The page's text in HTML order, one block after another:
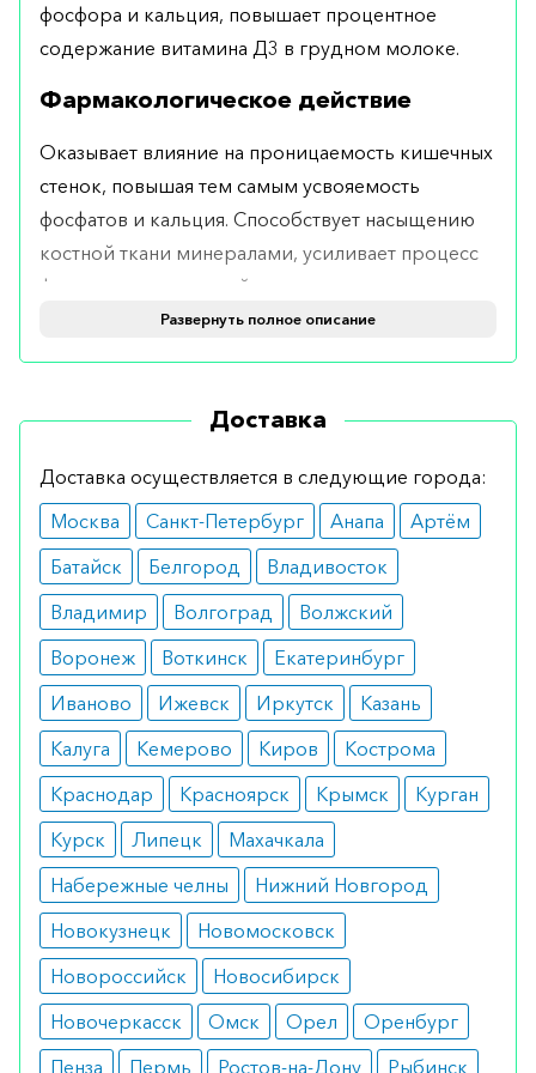
фосфора и кальция, повышает процентное
содержание витамина Д3 в грудном молоке.
Фармакологическое действие
Оказывает влияние на проницаемость кишечных
стенок, повышая тем самым усвояемость
фосфатов и кальция. Способствует насыщению
костной ткани минералами, усиливает процесс
формирования костей и оказывает влияние на
работу паращитовидных желез.
Показания
Рекомендуется при выраженном дефиците
остеопороза, рахита у детей. В качестве
дополнительного препарата применяется при
симптомах мальабсорбции.
Противопоказания
Возможным ограничением может стать
индивидуальная непереносимость. Поэтому
перед покупкой следует получить назначение
врача.
Побочные эффекты
Не вызывает никаких побочных эффектов. При
длительной терапии достаточно следить за
уровнем кальция в крови и при превышении
показателей снизить дозировку.
Режим дозирования
Развернуть полное описание
Доставка
Доставка осуществляется в следующие города:
Москва
Санкт-Петербург Анапа
Артём
Батайск
Белгород
Владивосток
Владимир
Волгоград
Волжский
Воронеж
Воткинск
Екатеринбург
Иваново
Ижевск Иркутск
Казань
Калуга
Кемерово Киров
Кострома
Краснодар
Красноярск Крымск
Курган
Курск
Липецк
Махачкала
Набережные челны
Нижний Новгород
Новокузнецк
Новомосковск
Новороссийск
Новосибирск
Новочеркасск
Омск Орел
Оренбург
Пенза
Пермь Ростов-на-Дону
Рыбинск